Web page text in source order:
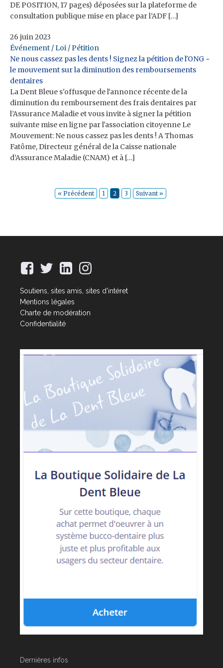
DE POSITION, 17 pages) déposées sur la plateforme de
consultation publique mise en place par l’ADF […]
26 juin 2023
Événement /Loi /Pétition
Ne nous cassez pas les dents ! Signez la pétition de l'ONG ~
le mouvement sur la diminution des remboursements
dentaires
La Dent Bleue s'offusque de l'annonce récente de la
diminution du remboursement des frais dentaires par
l’Assurance Maladie et vous invite à signer la pétition
suivante mise en ligne par l'association citoyenne Le
Mouvement: Ne nous cassez pas les dents ! A Thomas
Fatôme, Directeur général de la Caisse nationale
d’Assurance Maladie (CNAM) et à […]
« Précédent 1 2 3 Suivant »
Soutiens, sites amis, sites d'intéret
Mentions légales
Charte de modération
Confidentialité
Dernières infos